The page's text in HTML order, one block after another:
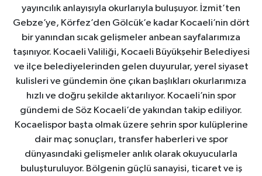
yayıncılık anlayışıyla okurlarıyla buluşuyor. İzmit’ten
Gebze’ye, Körfez’den Gölcük’e kadar Kocaeli’nin dört
bir yanından sıcak gelişmeler anbean sayfalarımıza
taşınıyor. Kocaeli Valiliği, Kocaeli Büyükşehir Belediyesi
ve ilçe belediyelerinden gelen duyurular, yerel siyaset
kulisleri ve gündemin öne çıkan başlıkları okurlarımıza
hızlı ve doğru şekilde aktarılıyor. Kocaeli’nin spor
gündemi de Söz Kocaeli’de yakından takip ediliyor.
Kocaelispor başta olmak üzere şehrin spor kulüplerine
dair maç sonuçları, transfer haberleri ve spor
dünyasındaki gelişmeler anlık olarak okuyucularla
buluşturuluyor. Bölgenin güçlü sanayisi, ticaret ve iş